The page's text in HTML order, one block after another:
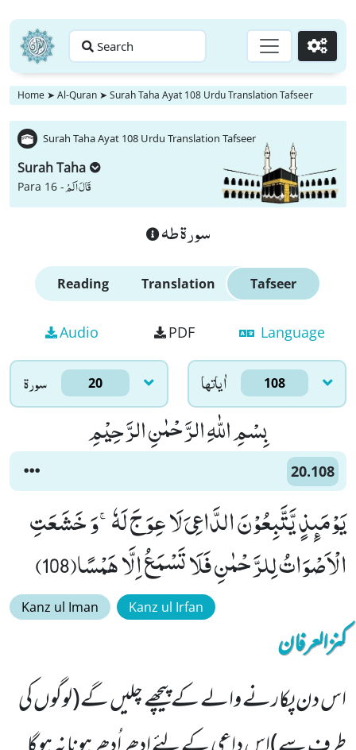
Search Go
Home ➤ Al-Quran ➤ Surah Taha Ayat 108 Urdu Translation Tafseer
Surah Taha Ayat 108 Urdu Translation Tafseer
Surah Taha
Para 16 -قَالَ اَلَمْ
سورة طه
Reading Translation Tafseer
Audio PDF Language
سورۃ 20 اٰياتها 108
بِسْمِ اللّٰهِ الرَّحْمٰنِ الرَّحِیْمِ
20.108
یَوْمَىٕذٍ یَّتَّبِعُوْنَ الدَّاعِیَ لَا عِوَجَ لَهٗۚ-وَ خَشَعَتِ
الْاَصْوَاتُ لِلرَّحْمٰنِ فَلَا تَسْمَعُ اِلَّا هَمْسًا(108)
Kanz ul Iman Kanz ul Irfan
کنزالعرفان
اس دن پکارنے والے کے پیچھے چلیں گے(لوگوں کی